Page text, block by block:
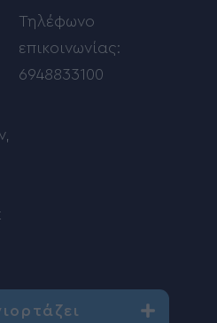
Τηλέφωνο
επικοινωνίας:
6948833100